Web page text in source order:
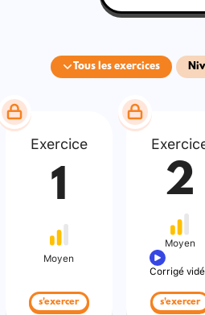
Tous les exercices
Exercice
1
Moyen
s'exercer
2
Moyen
Corrigé
s'exercer